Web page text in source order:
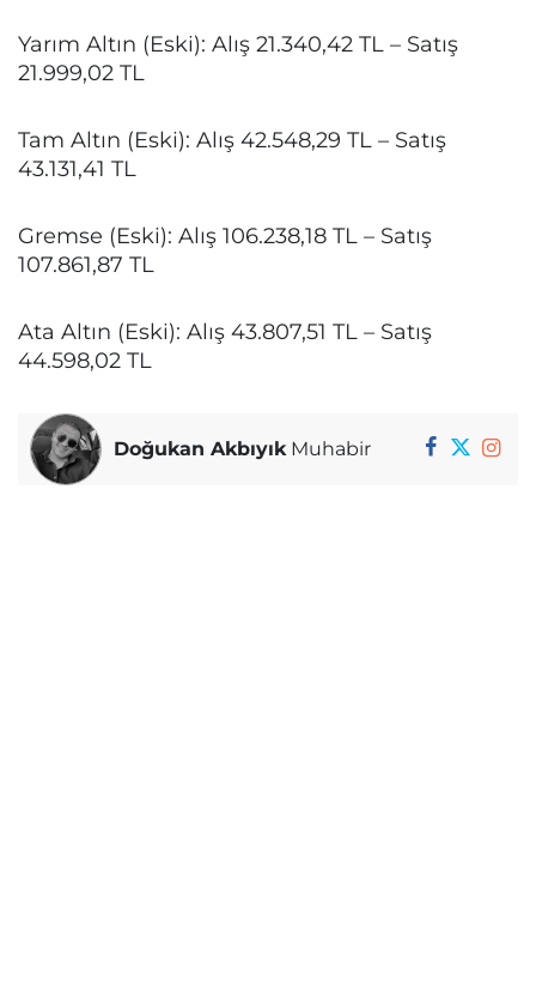
Yarım Altın (Eski): Alış 21.340,42 TL – Satış
21.999,02 TL
Tam Altın (Eski): Alış 42.548,29 TL – Satış
43.131,41 TL
Gremse (Eski): Alış 106.238,18 TL – Satış
107.861,87 TL
Ata Altın (Eski): Alış 43.807,51 TL – Satış
44.598,02 TL
Doğukan Akbıyık Muhabir